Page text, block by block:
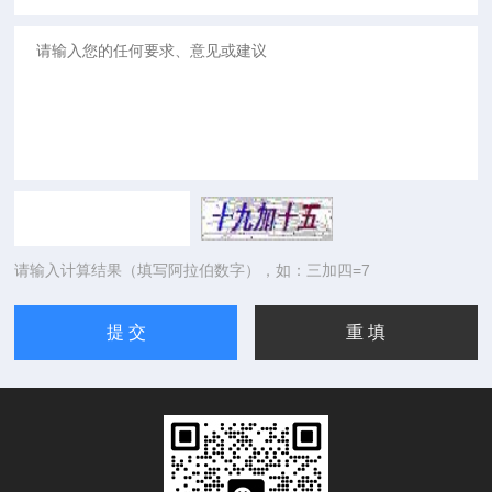
请输入计算结果（填写阿拉伯数字），如：三加四=7